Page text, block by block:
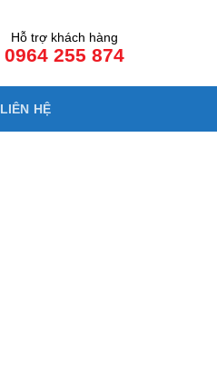
Hỗ trợ khách hàng
0964 255 874
LIÊN HỆ